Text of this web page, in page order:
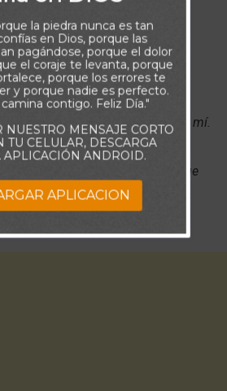
de Dios, es el medio para
en Tu Palabra, estudiándola y
en mi vida, de forma que pueda
a aquello que esperas de mí.
revelándome tus hermosas
las escrituras de manera que
más viviendo según Tu
la piedra nunca es tan
en Dios, porque las
pagándose, porque el dolor
el coraje te levanta, porque
porque los errores te
y porque nadie es perfecto.
contigo. Feliz Día."
NUESTRO MENSAJE CORTO
TU CELULAR, DESCARGA
APLICACIÓN ANDROID.
APLICACION